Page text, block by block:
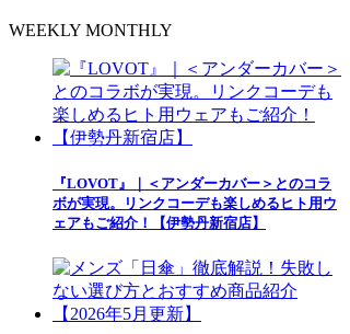
WEEKLY MONTHLY
『LOVOT』｜＜アンダーカバー＞とのコラ
ボが実現。リンクコーデも楽しめるヒト用ウ
ェアもご紹介！【伊勢丹新宿店】